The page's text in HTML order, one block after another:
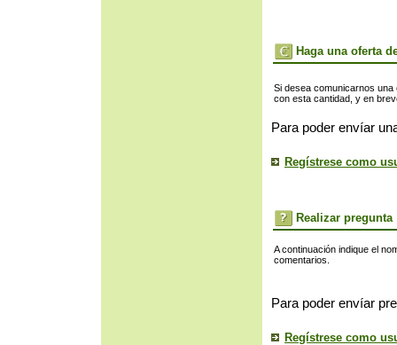
Haga una oferta
Si desea comunicarnos
con esta cantidad, y en
Para poder envíar
Regístrese como
Realizar pregunta
A continuación indique el
comentarios.
Para poder envíar
Regístrese como